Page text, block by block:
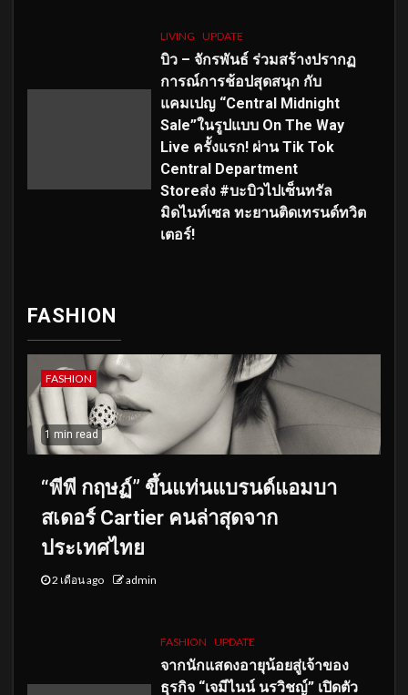
LIVING UPDATE
บิว – จักรพันธ์ ร่วมสร้างปรากฏ
การณ์การช้อปสุดสนุก กับ
แคมเปญ “Central Midnight
Sale”ในรูปแบบ On The Way
Live ครั้งแรก! ผ่าน Tik Tok
Central Department
Storeส่ง #บะบิวไปเซ็นทรัล
มิดไนท์เซล ทะยานติดเทรนด์ทวิต
เตอร์!
FASHION
FASHION
1 min read
“พีพี กฤษฏ์” ขึ้นแท่นแบรนด์แอมบา
สเดอร์ Cartier คนล่าสุดจาก
ประเทศไทย
2 เดือน ago admin
FASHION UPDATE
จากนักแสดงอายุน้อยสู่เจ้าของ
ธุรกิจ “เจมีไนน์ นรวิชญ์” เปิดตัว